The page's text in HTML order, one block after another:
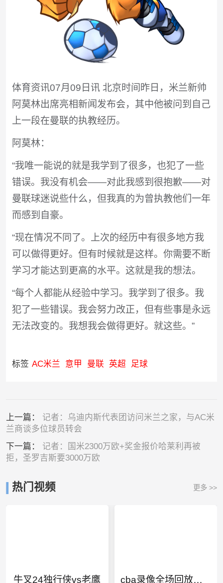
体育资讯07月09日讯 北京时间昨日，米兰新帅
阿莫林出席亮相新闻发布会，其中他被问到自己
上一段在曼联的执教经历。
阿莫林：
“我唯一能说的就是我学到了很多，也犯了一些
错误。我没有机会——对此我感到很抱歉——对
曼联球迷说些什么，但我真的为曾执教他们一年
而感到自豪。
“现在情况不同了。上次的经历中有很多地方我
可以做得更好。但有时候就是这样。你需要不断
学习才能达到更高的水平。这就是我的想法。
“每个人都能从经验中学习。我学到了很多。我
犯了一些错误。我会努力改正，但有些事是永远
无法改变的。我想我会做得更好。就这些。”
标签 AC米兰 意甲 曼联 英超 足球
上一篇： 记者：乌迪内斯代表团访问米兰之家，与AC米
兰商谈多位球员转会
下一篇： 记者：国米2300万欧+奖金报价哈莱利再被
拒，圣罗吉斯要3000万欧
热门视频 更多 >>
牛叉24独行侠vs老鹰 cba录像全场回放高清